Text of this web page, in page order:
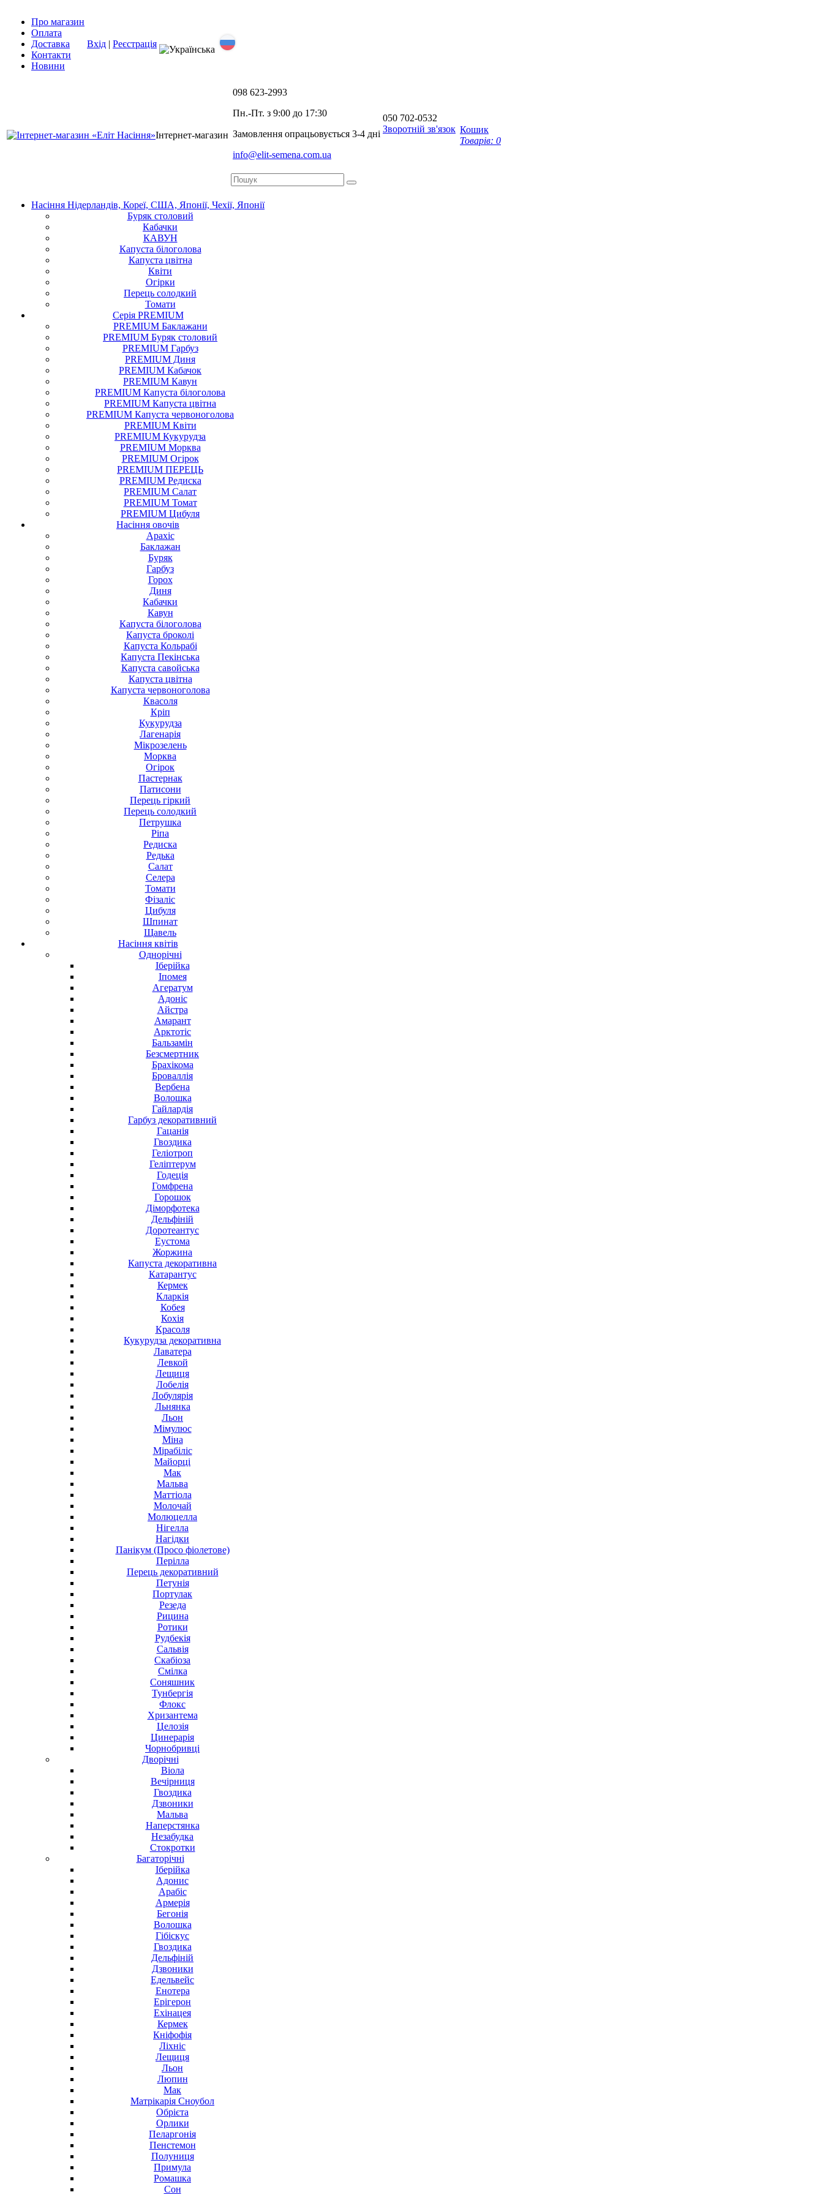
Про магазин
Оплата
Доставка
Контакти
Новини
Вхід | Реєстрація
Інтернет-магазин
098 623-2993
Пн.-Пт. з 9:00 до 17:30
Замовлення опрацьовується 3-4 дні
info@elit-semena.com.ua
050 702-0532
Зворотній зв'язок Кошик
Товарів: 0
Насіння Нідерландів, Кореї, США, Японії, Чехії, Японії
Буряк столовий
Кабачки
КАВУН
Капуста білоголова
Капуста цвітна
Квіти
Огірки
Перець солодкий
Томати
Серія PREMIUM
PREMIUM Баклажани
PREMIUM Буряк столовий
PREMIUM Гарбуз
PREMIUM Диня
PREMIUM Кабачок
PREMIUM Кавун
PREMIUM Капуста білоголова
PREMIUM Капуста цвітна
PREMIUM Капуста червоноголова
PREMIUM Квіти
PREMIUM Кукурудза
PREMIUM Морква
PREMIUM Огірок
PREMIUM ПЕРЕЦЬ
PREMIUM Редиска
PREMIUM Салат
PREMIUM Томат
PREMIUM Цибуля
Насіння овочів
Арахіс
Баклажан
Буряк
Гарбуз
Горох
Диня
Кабачки
Кавун
Капуста білоголова
Капуста броколі
Капуста Кольрабі
Капуста Пекінська
Капуста савойська
Капуста цвітна
Капуста червоноголова
Квасоля
Кріп
Кукурудза
Лагенарія
Мікрозелень
Морква
Огірок
Пастернак
Патисони
Перець гіркий
Перець солодкий
Петрушка
Ріпа
Редиска
Редька
Салат
Селера
Томати
Фізаліс
Цибуля
Шпинат
Щавель
Насіння квітів
Однорічні
Іберійка
Іпомея
Агератум
Адоніс
Айстра
Амарант
Арктотіс
Бальзамін
Безсмертник
Брахікома
Броваллія
Вербена
Волошка
Гайлардія
Гарбуз декоративний
Гацанія
Гвоздика
Геліотроп
Геліптерум
Годеція
Гомфрена
Горошок
Діморфотека
Дельфіній
Доротеантус
Еустома
Жоржина
Капуста декоративна
Катарантус
Кермек
Кларкія
Кобея
Кохія
Красоля
Кукурудза декоративна
Лаватера
Левкой
Лещиця
Лобелія
Лобулярія
Льнянка
Льон
Мімулюс
Міна
Мірабіліс
Майорці
Мак
Мальва
Маттіола
Молочай
Молюцелла
Нігелла
Нагідки
Панікум (Просо фіолетове)
Перілла
Перець декоративний
Петунія
Портулак
Резеда
Рицина
Ротики
Рудбекія
Сальвія
Скабіоза
Смілка
Соняшник
Тунбергія
Флокс
Хризантема
Целозія
Цинерарія
Чорнобривці
Дворічні
Віола
Вечірниця
Гвоздика
Дзвоники
Мальва
Наперстянка
Незабудка
Стокротки
Багаторічні
Іберійка
Адонис
Арабіс
Армерія
Бегонія
Волошка
Гібіскус
Гвоздика
Дельфіній
Дзвоники
Едельвейс
Енотера
Ерігерон
Ехінацея
Кермек
Кніфофія
Ліхніс
Лещиця
Льон
Люпин
Мак
Матрікарія Сноубол
Обрієта
Орлики
Пеларгонія
Пенстемон
Полуниця
Примула
Ромашка
Сон